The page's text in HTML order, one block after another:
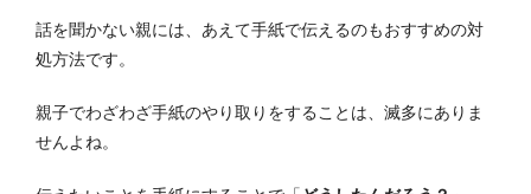
話を聞かない親には、あえて手紙で伝えるのもおすすめの対
処方法です。
親子でわざわざ手紙のやり取りをすることは、滅多にありま
せんよね。